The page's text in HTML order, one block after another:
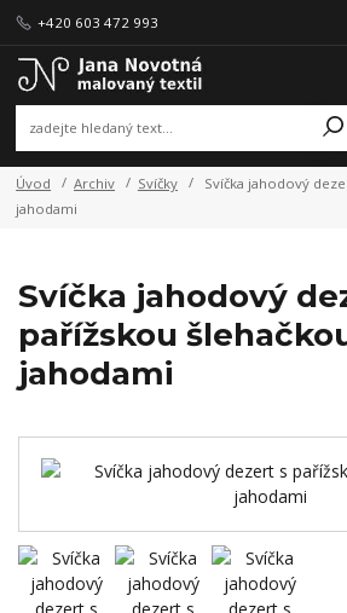
+420 603 472 993
Úvod Archiv Svíčky
Svíčka jahodový
jahodami
Svíčka jahodový
pařížskou
jahodami